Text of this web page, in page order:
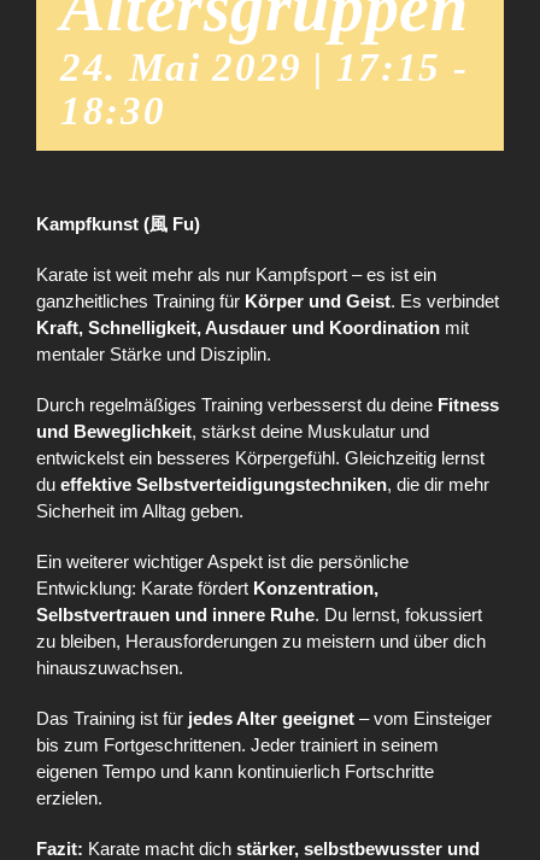
24. Mai 2029 | 17:15 -
18:30
Kampfkunst (風 Fu)
Karate ist weit mehr als nur Kampfsport – es ist ein
ganzheitliches Training für Körper und Geist. Es verbindet
Kraft, Schnelligkeit, Ausdauer und Koordination mit
mentaler Stärke und Disziplin.
Durch regelmäßiges Training verbesserst du deine Fitness
und Beweglichkeit, stärkst deine Muskulatur und
entwickelst ein besseres Körpergefühl. Gleichzeitig lernst
du effektive Selbstverteidigungstechniken, die dir mehr
Sicherheit im Alltag geben.
Ein weiterer wichtiger Aspekt ist die persönliche
Entwicklung: Karate fördert Konzentration,
Selbstvertrauen und innere Ruhe. Du lernst, fokussiert
zu bleiben, Herausforderungen zu meistern und über dich
hinauszuwachsen.
Das Training ist für jedes Alter geeignet – vom Einsteiger
bis zum Fortgeschrittenen. Jeder trainiert in seinem
eigenen Tempo und kann kontinuierlich Fortschritte
erzielen.
Fazit: Karate macht dich stärker, selbstbewusster und